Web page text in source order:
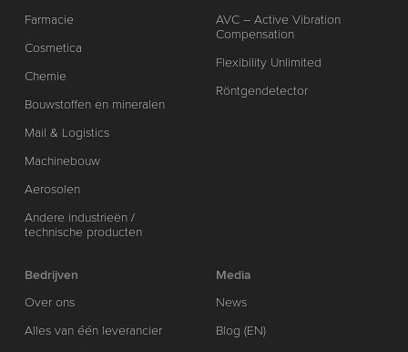
Farmacie
Cosmetica
Chemie
Bouwstoffen en mineralen
Mail & Logistics
Machinebouw
Aerosolen
Andere industrieën /
technische producten
AVC – Active Vibration
Compensation
Flexibility Unlimited
Röntgendetector
Bedrijven
Over ons
Alles van één leverancier
Media
News
Blog (EN)